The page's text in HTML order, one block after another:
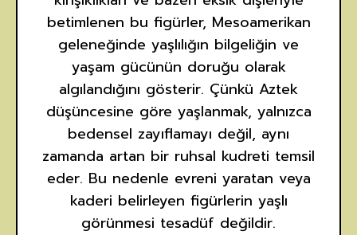
betimlenen bu figürler, Mesoamerikan
geleneğinde yaşlılığın bilgeliğin ve
yaşam gücünün doruğu olarak
algılandığını gösterir. Çünkü Aztek
düşüncesine göre yaşlanmak, yalnızca
bedensel zayıflamayı değil, aynı
zamanda artan bir ruhsal kudreti temsil
eder. Bu nedenle evreni yaratan veya
kaderi belirleyen figürlerin yaşlı
görünmesi tesadüf değildir.